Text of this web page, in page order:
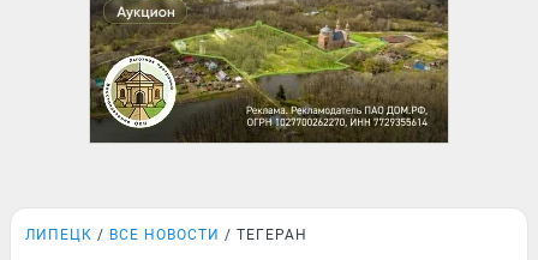
ЛИПЕЦК ВСЕ НОВОСТИ ТЕГЕРАН